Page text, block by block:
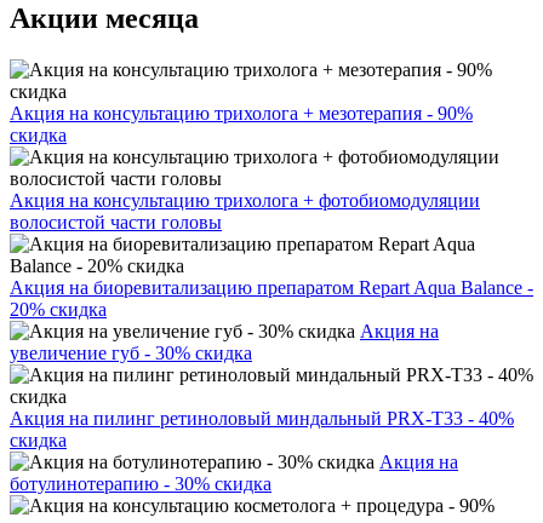
Акции месяца
Акция на консультацию трихолога + мезотерапия - 90%
скидка
Акция на консультацию трихолога + фотобиомодуляции
волосистой части головы
Акция на биоревитализацию препаратом Repart Aqua Balance -
20% скидка
Акция на
увеличение губ - 30% скидка
Акция на пилинг ретиноловый миндальный PRX-T33 - 40%
скидка
Акция на
ботулинотерапию - 30% скидка